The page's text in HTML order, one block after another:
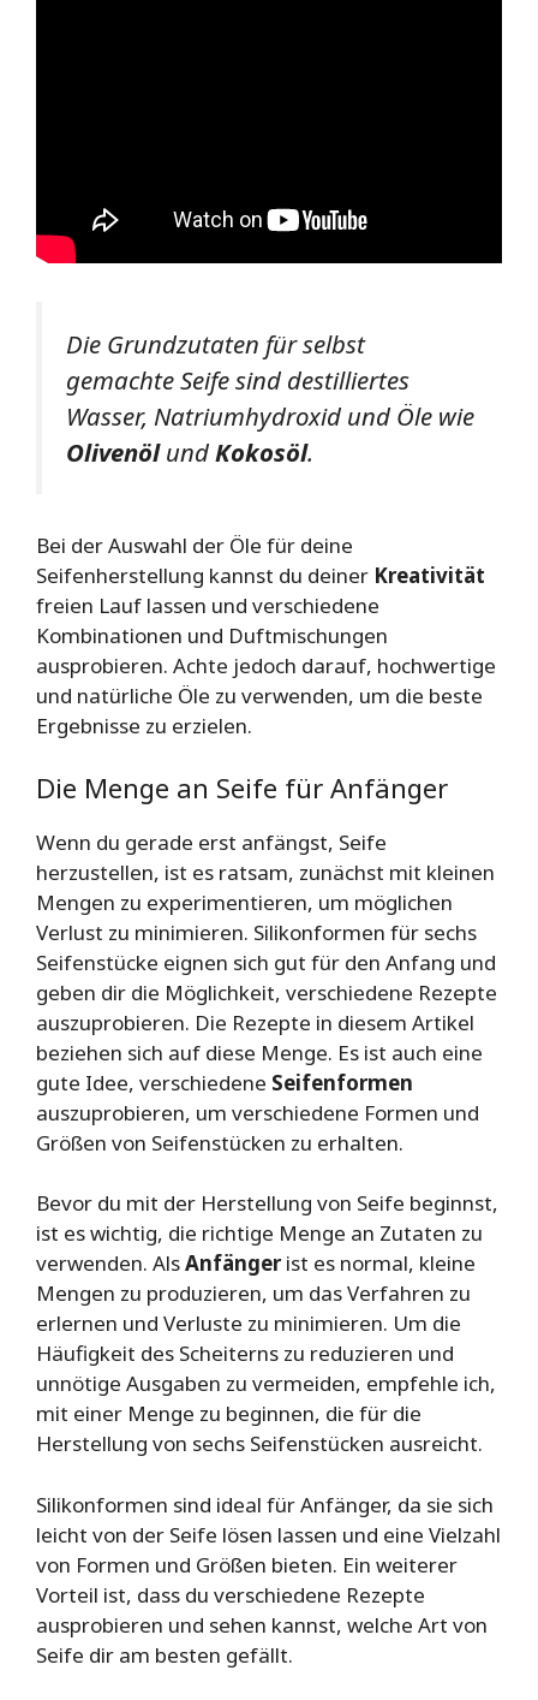
Die Grundzutaten für selbst
gemachte Seife sind destilliertes
Wasser, Natriumhydroxid und Öle wie
OlivenölundKokosöl.
Bei der Auswahl der Öle für deine
Seifenherstellung kannst du deiner Kreativität
freien Lauf lassen und verschiedene
Kombinationen und Duftmischungen
ausprobieren. Achte jedoch darauf, hochwertige
und natürliche Öle zu verwenden, um die beste
Ergebnisse zu erzielen.
Die Menge an Seife für Anfänger
Wenn du gerade erst anfängst, Seife
herzustellen, ist es ratsam, zunächst mit kleinen
Mengen zu experimentieren, um möglichen
Verlust zu minimieren. Silikonformen für sechs
Seifenstücke eignen sich gut für den Anfang und
geben dir die Möglichkeit, verschiedene Rezepte
auszuprobieren. Die Rezepte in diesem Artikel
beziehen sich auf diese Menge. Es ist auch eine
gute Idee, verschiedene Seifenformen
auszuprobieren, um verschiedene Formen und
Größen von Seifenstücken zu erhalten.
Bevor du mit der Herstellung von Seife beginnst,
ist es wichtig, die richtige Menge an Zutaten zu
verwenden. AlsAnfängerist es normal, kleine
Mengen zu produzieren, um das Verfahren zu
erlernen und Verluste zu minimieren. Um die
Häufigkeit des Scheiterns zu reduzieren und
unnötige Ausgaben zu vermeiden, empfehle ich,
mit einer Menge zu beginnen, die für die
Herstellung von sechs Seifenstücken ausreicht.
Silikonformen sind ideal für Anfänger, da sie sich
leicht von der Seife lösen lassen und eine Vielzahl
von Formen und Größen bieten. Ein weiterer
Vorteil ist, dass du verschiedene Rezepte
ausprobieren und sehen kannst, welche Art von
Seife dir am besten gefällt.